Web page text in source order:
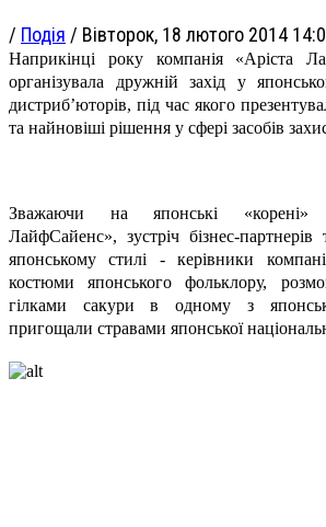
/ Подія / Вівторок, 18 лютого 2014
Наприкінці року компанія «Аріста
організувала дружній захід у
дистриб’юторів, під час якого
та найновіші рішення у сфері засобів
Зважаючи на японські «корені»
ЛайфСайенс», зустріч бізнес-партнерів
японському стилі - керівники
костюми японського фольклору,
гілками сакури в одному з
пригощали стравами японської